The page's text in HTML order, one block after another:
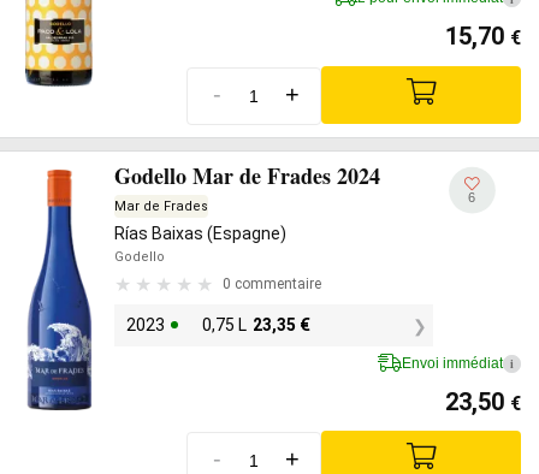
15,70 €
- +
Godello Mar de Frades 2024
Mar de Frades
Rías Baixas (Espagne)
Godello
0 commentaire
2023 0,75 L 23,35 €
6
Envoi immédiat i
23,50 €
- +